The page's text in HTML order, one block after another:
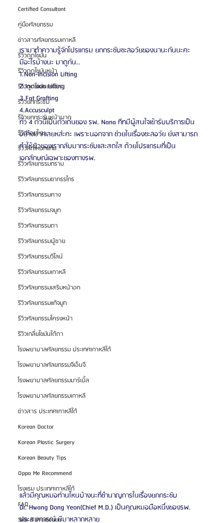
Certified Consultant
คู่มือศัลยกรรม
ข่าวสารศัลยกรรมเกาหลี
รีวิวดูดไขมัน
รีวิวดูดไขมันหน้า
รีวิวดูดไขมันเหนียง
รีวิวยกกระชับ
รีวิวยกกระชับหน้าผาก
รีวิวร้อยไหม
รีวิวลดโหนกแก้ม
รีวิวศัลยกรรมกราม
รีวิวศัลยกรรมขากรรไกร
รีวิวศัลยกรรมคาง
รีวิวศัลยกรรมจมูก
รีวิวศัลยกรรมตา
รีวิวศัลยกรรมผู้ชาย
รีวิวศัลยกรรมวีไลน์
รีวิวศัลยกรรมเกาหลี
รีวิวศัลยกรรมเสริมหน้าอก
รีวิวศัลยกรรมแก้จมูก
รีวิวศัลยกรรมโครงหน้า
รีวิวเกลี่ยไขมันใต้ตา
โรงพยาบาลศัลยกรรม ประเทศเกาหลีใต้
โรงพยาบาลศัลยกรรมจีเอ็นจี
โรงพยาบาลศัลยกรรมมาร์เบิ้ล
โรงพยาบาลศัลยกรรมเกาหลี
ข่าวสาร ประเทศเกาหลีใต้
Korean Doctor
Korean Plastic Surgery
Korean Beauty Tips
Oppa Me Recommend
โรงแรม ประเทศเกาหลีใต้
FAQ
Skin & Promotion
เรามาทำความรู้จักโปรแกรม ยกกระชับชะลอวัยของนานะกันนะคะ
มีอะไรบ้างนะ มาดูกัน..
1.Non-Incision Lifting
2.Incision Lifting
3.Fat Grafting
4.Accusculpt
ทั้ว 4 ตัวนี้เป็นตัวเด่นของ รพ. Nana ทีทมีผู้สนใจเข้ารับบริการเป็น
อย่างมากเลยหล่ะคะ เพราะนอกจาก ช่วยในเรื่องชะลอวัย ยังสามารถ
ทำให้ผิวของเรากลับมากระชับและสดใส ด้วยโปรแกรมที่เป็น
เอกลักษณ์เฉพาะของทางรพ.
แล้วมีคุณหมอท่านไหนบ้างนะที่ชำนาญการในเรื่องยกกระชับ
Dr. Hwang Dong Yeon(Chief M.D.) เป็นคุณหมอมือหนึ่งของรพ.
ประสบการณ์ มีมาหลากหลาย